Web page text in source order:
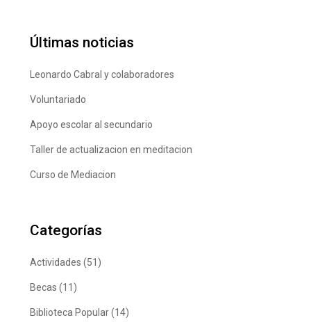
Últimas noticias
Leonardo Cabral y colaboradores
Voluntariado
Apoyo escolar al secundario
Taller de actualizacion en meditacion
Curso de Mediacion
Categorías
Actividades (51)
Becas (11)
Biblioteca Popular(14)